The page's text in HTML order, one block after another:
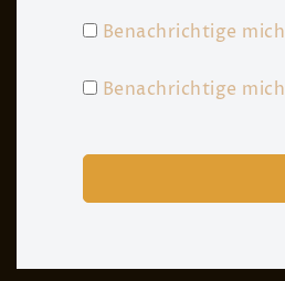
Benachrichtige
Benachrichtige